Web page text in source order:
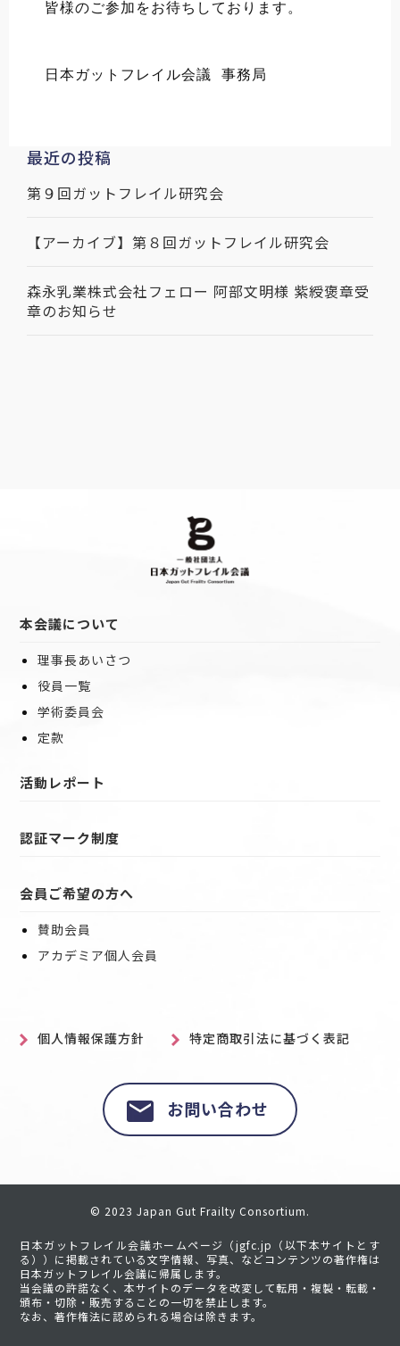
皆様のご参加をお待ちしております。
日本ガットフレイル会議 事務局
最近の投稿
第９回ガットフレイル研究会
【アーカイブ】第８回ガットフレイル研究会
森永乳業株式会社フェロー 阿部文明様 紫綬褒章受
章のお知らせ
本会議について
理事長あいさつ
役員一覧
学術委員会
定款
活動レポート
認証マーク制度
会員ご希望の方へ
賛助会員
アカデミア個人会員
個人情報保護方針 特定商取引法に基づく表記
お問い合わせ
© 2023 Japan Gut Frailty Consortium.
日本ガットフレイル会議ホームページ（jgfc.jp（以下本サイトとす
る））に掲載されている文字情報、写真、などコンテンツの著作権は
日本ガットフレイル会議に帰属します。
当会議の許諾なく、本サイトのデータを改変して転用・複製・転載・
頒布・切除・販売することの一切を禁止します。
なお、著作権法に認められる場合は除きます。